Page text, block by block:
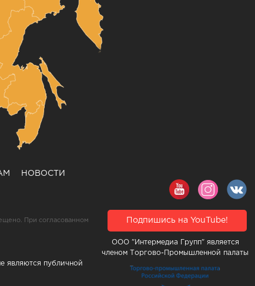
НОВОСТИ
При согласованном
являются публичной
Подпишись на YouTube!
ООО "Интермедиа Групп" является
членом Торгово-Промышленной палаты